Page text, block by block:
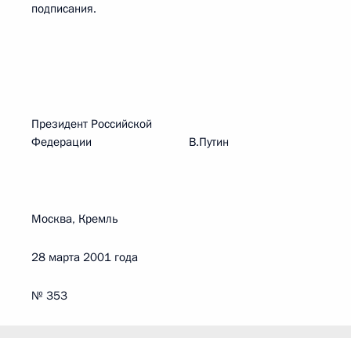
подписания.
Президент Российской
Федерации В.Путин
Москва, Кремль
28 марта 2001 года
№ 353